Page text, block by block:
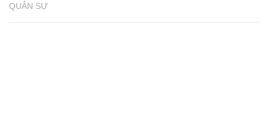
QUÂN SỰ